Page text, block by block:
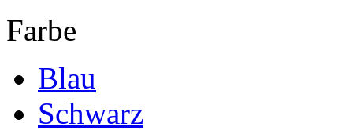
Farbe
Blau
Schwarz